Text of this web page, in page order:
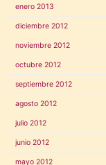
enero 2013
diciembre 2012
noviembre 2012
octubre 2012
septiembre 2012
agosto 2012
julio 2012
junio 2012
mayo 2012